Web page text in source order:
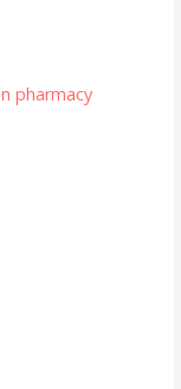
pharmacy